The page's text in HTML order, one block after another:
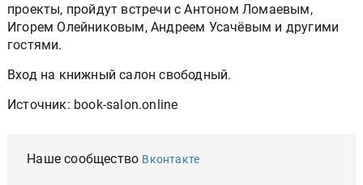
проекты, пройдут встречи с Антоном Ломаевым,
Игорем Олейниковым, Андреем Усачёвым и другими
гостями.
Вход на книжный салон свободный.
Источник: book-salon.online
Наше сообщество Вконтакте